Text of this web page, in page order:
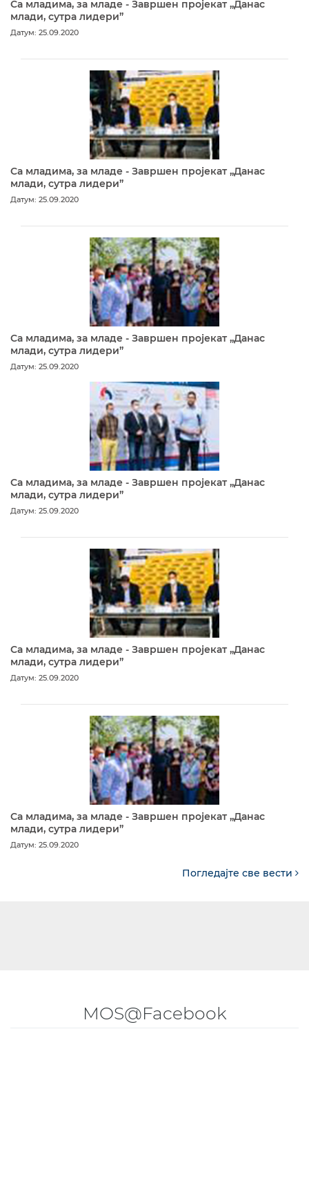
Са младима, за младе - Завршен пројекат „Данас
млади, сутра лидери”
Датум: 25.09.2020
Са младима, за младе - Завршен пројекат „Данас
млади, сутра лидери”
Датум: 25.09.2020
Са младима, за младе - Завршен пројекат „Данас
млади, сутра лидери”
Датум: 25.09.2020
Са младима, за младе - Завршен пројекат „Данас
млади, сутра лидери”
Датум: 25.09.2020
Са младима, за младе - Завршен пројекат „Данас
млади, сутра лидери”
Датум: 25.09.2020
Са младима, за младе - Завршен пројекат „Данас
млади, сутра лидери”
Датум: 25.09.2020
Погледајте све вести
MOS@Facebook